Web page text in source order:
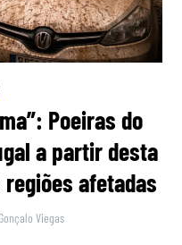
Poeiras do
a partir desta
afetadas
Gonçalo Viegas